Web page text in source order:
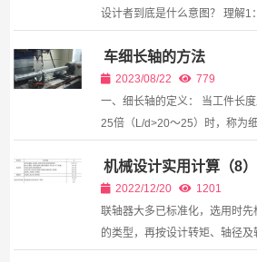
设计者到底是什么意图？ 理解1
呢，标注了尺寸却又没有标注相
车细长轴的方法
2023/08/22
779
一、细长轴的定义： 当工件长
25倍（L/d>20～25）时，称为
中会出现以下问题： 1、工件受
机械设计实用计算（8
2022/12/20
1201
联轴器大多已标准化，选用时
的类型，再按设计转矩、轴径